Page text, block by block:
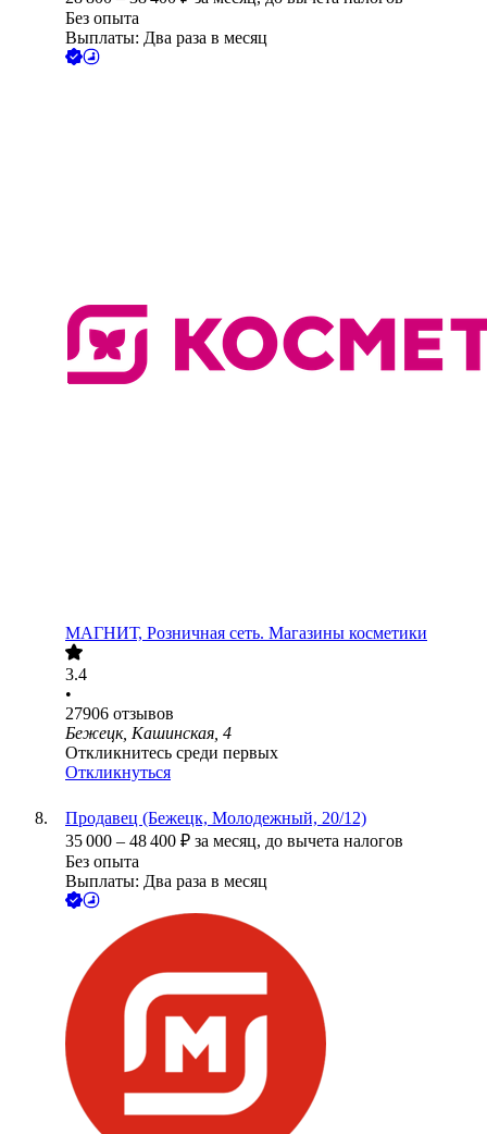
Без опыта
Выплаты: Два раза в месяц
МАГНИТ, Розничная сеть. Магазины косметики
3.4
•
27906 отзывов
Бежецк, Кашинская, 4
Откликнитесь среди первых
Откликнуться
Продавец (Бежецк, Молодежный, 20/12)
35 000 – 48 400 ₽ за месяц, до вычета налогов
Без опыта
Выплаты: Два раза в месяц